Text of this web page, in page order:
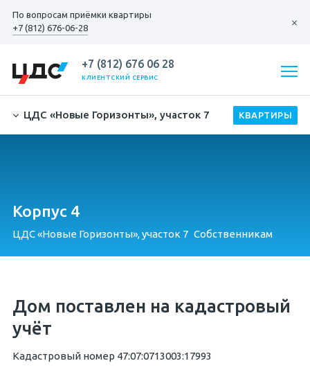
По вопросам приёмки квартиры
+7 (812) 676-06-28
+7 (812) 676 06 28
КЛИЕНТСКИЙ СЕРВИС
Корпус 4
ЦДС «Новые Горизонты», участок 7 Собственникам
ЦДС «Новые Горизонты», участок 7
Дом поставлен на кадастровый
учёт
Кадастровый номер 47:07:0713003:17993